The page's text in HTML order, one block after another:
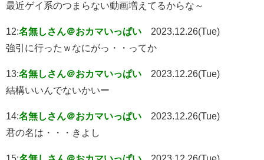
最近ゲイ系のつまらない動画増えてるからな～
12:名無しさん＠おカマいっぱい
2023.12.26(Tue)
強引に行ったｗなにがっ・・ってか
13:名無しさん＠おカマいっぱい
2023.12.26(Tue)
結構いいんでないかいー
14:名無しさん＠おカマいっぱい
2023.12.26(Tue)
君の名は・・・きよし